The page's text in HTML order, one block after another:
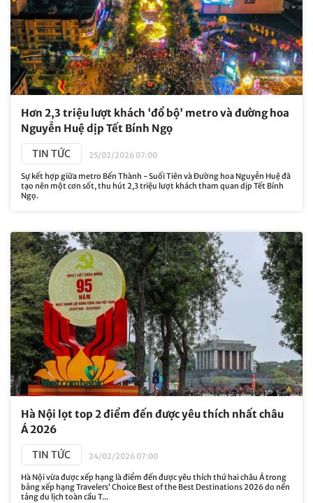
Hơn 2,3 triệu lượt khách 'đổ bộ' metro và đường hoa
Nguyễn Huệ dịp Tết Bính Ngọ
TIN TỨC 25/02/2026 07:00
Sự kết hợp giữa metro Bến Thành - Suối Tiên và Đường hoa Nguyễn Huệ đã
tạo nên một cơn sốt, thu hút 2,3 triệu lượt khách tham quan dịp Tết Bính
Ngọ.
Hà Nội lọt top 2 điểm đến được yêu thích nhất châu
Á 2026
TIN TỨC 24/02/2026 07:00
Hà Nội vừa được xếp hạng là điểm đến được yêu thích thứ hai châu Á trong
bảng xếp hạng Travelers’ Choice Best of the Best Destinations 2026 do nền
tảng du lịch toàn cầu T...